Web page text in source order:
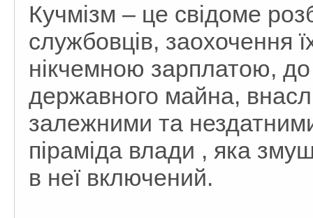
Кучмізм – це свідоме
службовців, заохочення
нікчемною зарплатою, до
державного майна,
залежними та
піраміда влади , яка
в неї включений.